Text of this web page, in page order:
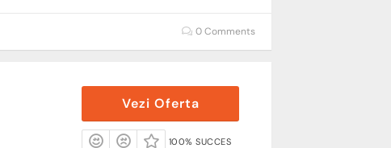
0 Comments
Vezi Oferta
100% SUCCES